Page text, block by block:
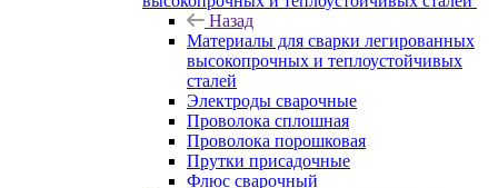
Назад
Материалы для сварки легированных
высокопрочных и теплоустойчивых
сталей
Электроды сварочные
Проволока сплошная
Проволока порошковая
Прутки присадочные
Флюс сварочный